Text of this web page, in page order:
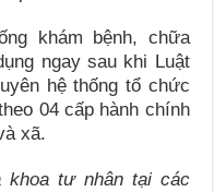
khám bệnh, chữa
ngay sau khi Luật
hệ thống tổ chức
04 cấp hành chính
xã.
khoa tư nhân tại các